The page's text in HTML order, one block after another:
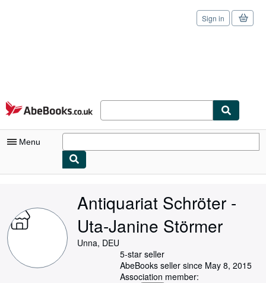
Skip to main content
AbeBooks.co.uk
Sign in
Menu
My Purchases
Sign Off
Advanced Search
Browse Collections
Antiquariat Schröter -
Uta-Janine Störmer
Unna, DEU
5-star seller
AbeBooks seller since May 8, 2015
Association member: